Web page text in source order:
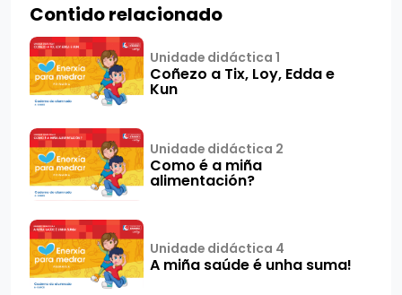
Contido relacionado
Unidade didáctica 1
Coñezo a Tix, Loy, Edda e
Kun
Unidade didáctica 2
Como é a miña
alimentación?
Unidade didáctica 4
A miña saúde é unha suma!